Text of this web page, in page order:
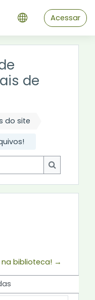
Acessar
de
do site
Buscar no
biblioteca! →